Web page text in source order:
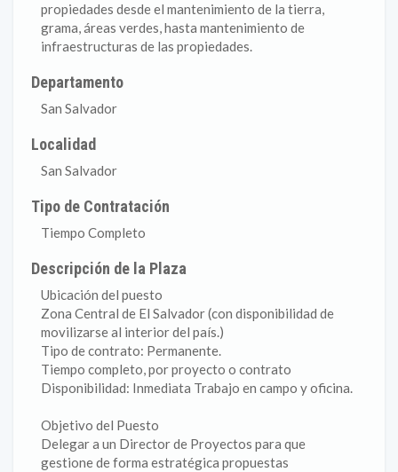
propiedades desde el mantenimiento de la tierra,
grama, áreas verdes, hasta mantenimiento de
infraestructuras de las propiedades.
Departamento
San Salvador
Localidad
San Salvador
Tipo de Contratación
Tiempo Completo
Descripción de la Plaza
Ubicación del puesto
Zona Central de El Salvador (con disponibilidad de
movilizarse al interior del país.)
Tipo de contrato: Permanente.
Tiempo completo, por proyecto o contrato
Disponibilidad: Inmediata Trabajo en campo y oficina.
Objetivo del Puesto
Delegar a un Director de Proyectos para que
gestione de forma estratégica propuestas